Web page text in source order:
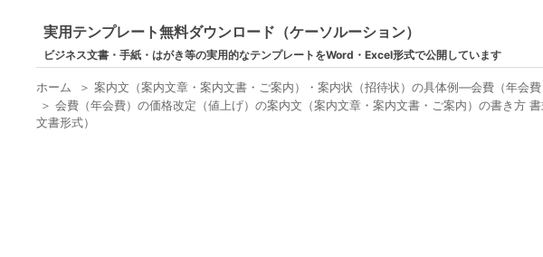
実用テンプレート無料ダウンロード（ケーソルーション）
ビジネス文書・手紙・はがき等の実用的なテンプレートをWord・Excel形式で公開しています
ホーム ＞案内文（案内文章・案内文書・ご案内）・案内状（招待状）の具体例―会費（年会費
＞会費（年会費）の価格改定（値上げ）の案内文（案内文章・案内文書・ご案内）の書き方
文書形式）